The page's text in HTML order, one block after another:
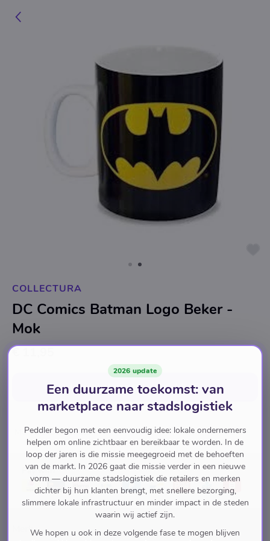
COLLECTURA
DC Comics Batman Logo Beker -
Mok
€ 11,95
In winkelwagenvoor€ 11,95
Marvel & DC Comics
Pay with
Merk
2026 update
Een duurzame toekomst: van
marketplace naar stadslogistiek
Peddler begon met een eenvoudig idee: lokale ondernemers
helpen om online zichtbaar en bereikbaar te worden. In de
loop der jaren is die missie meegegroeid met de behoeften
van de markt. In 2026 gaat die missie verder in een nieuwe
vorm — duurzame stadslogistiek die retailers en merken
dichter bij hun klanten brengt, met snellere bezorging,
slimmere lokale infrastructuur en minder impact in de steden
waarin wij actief zijn.
We hopen u ook in deze volgende fase te mogen blijven